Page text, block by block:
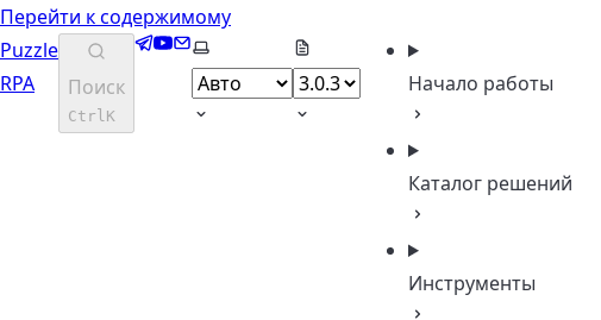
Перейти к содержимому
Puzzle
RPA
Поиск
CtrlK
Telegram
YouTube
EmailВыберите тему
Начало работы
Каталог решений
Инструменты